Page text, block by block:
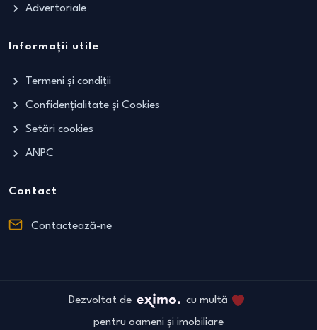
Advertoriale
Informații utile
Termeni și condiții
Confidențialitate și Cookies
Setări cookies
ANPC
Contact
Contactează-ne
Dezvoltat de
cu multă
pentru oameni și imobiliare